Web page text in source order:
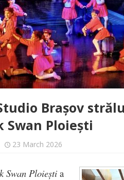
Brașov
Swan Ploiești
23 March 2026
Swan Ploiești a